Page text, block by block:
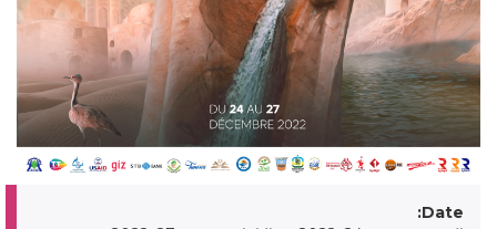
Date: